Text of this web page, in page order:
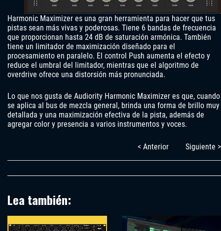
Harmonic Maximizer es una gran herramienta para hacer que tus
pistas sean más vivas y poderosas. Tiene 6 bandas de frecuencia
que proporcionan hasta 24 dB de saturación armónica. También
tiene un limitador de maximización diseñado para el
procesamiento en paralelo. El control Push aumenta el efecto y
reduce el umbral del limitador, mientras que el algoritmo de
overdrive ofrece una distorsión más pronunciada.
Lo que nos gusta de Audiority Harmonic Maximizer es que, cuando
se aplica al bus de mezcla general, brinda una forma de brillo muy
detallada y una maximización efectiva de la pista, además de
agregar color y presencia a varios instrumentos y voces.
< Anterior Siguiente >
Lea también: